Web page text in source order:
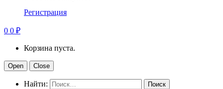
Регистрация
0 0 ₽
Корзина пуста.
Open Close
Найти: